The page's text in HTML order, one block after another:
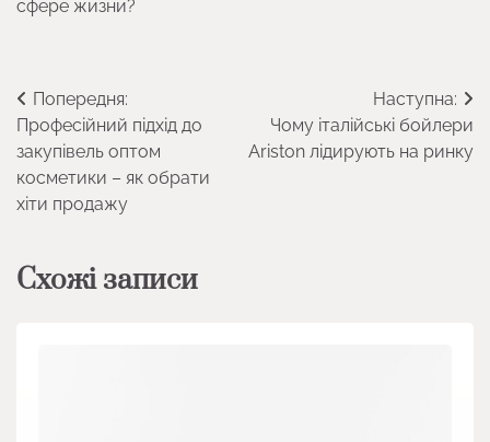
сфере жизни?
Навігація
записів
Попередня:
Професійний підхід до
закупівель оптом
косметики – як обрати
хіти продажу
Наступна:
Чому італійські бойлери
Ariston лідирують на ринку
Схожі записи